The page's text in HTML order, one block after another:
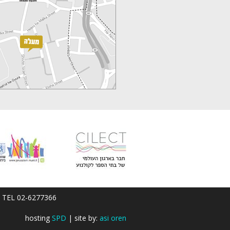
02-6277366
hosting SPD | site by: asi oren